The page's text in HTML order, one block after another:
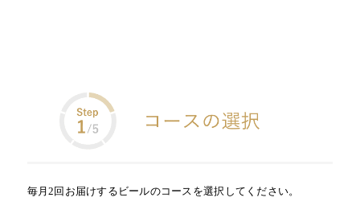
毎月2回お届けするビールのコースを選択してください。